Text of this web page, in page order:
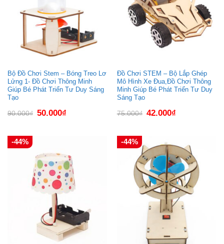
Bộ Đồ Chơi Stem – Bóng Treo Lơ
Lửng 1- Đồ Chơi Thông Minh
Giúp Bé Phát Triển Tư Duy Sáng
Tạo
90.000₫
Giá
gốc
50.000₫Giá
hiện
Đồ Chơi STEM – Bộ Lắp Ghép
Mô Hình Xe Đua,Đồ Chơi Thông
Minh Giúp Bé Phát Triển Tư Duy
Sáng Tạo
75.000₫
Giá
gốc
42.000₫Giá
hiện
-44% -44%